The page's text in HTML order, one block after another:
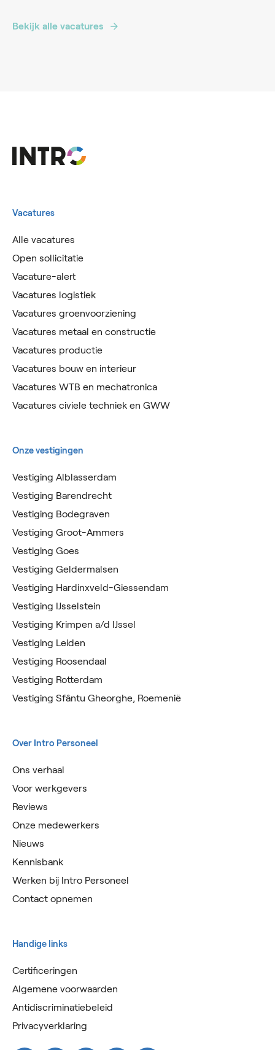
Bekijk alle vacatures
Vacatures
Alle vacatures
Open sollicitatie
Vacature-alert
Vacatures logistiek
Vacatures groenvoorziening
Vacatures metaal en constructie
Vacatures productie
Vacatures bouw en interieur
Vacatures WTB en mechatronica
Vacatures civiele techniek en GWW
Onze vestigingen
Vestiging Alblasserdam
Vestiging Barendrecht
Vestiging Bodegraven
Vestiging Groot-Ammers
Vestiging Goes
Vestiging Geldermalsen
Vestiging Hardinxveld-Giessendam
Vestiging IJsselstein
Vestiging Krimpen a/d IJssel
Vestiging Leiden
Vestiging Roosendaal
Vestiging Rotterdam
Vestiging Sfântu Gheorghe, Roemenië
Over Intro Personeel
Ons verhaal
Voor werkgevers
Reviews
Onze medewerkers
Nieuws
Kennisbank
Werken bij Intro Personeel
Contact opnemen
Handige links
Certificeringen
Algemene voorwaarden
Antidiscriminatiebeleid
Privacyverklaring